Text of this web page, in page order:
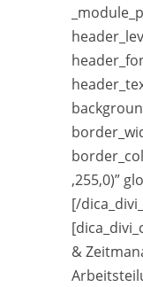
,255,0)”
[/
&